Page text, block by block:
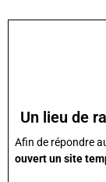
Un lieu de
Afin de répondre
ouvert un site